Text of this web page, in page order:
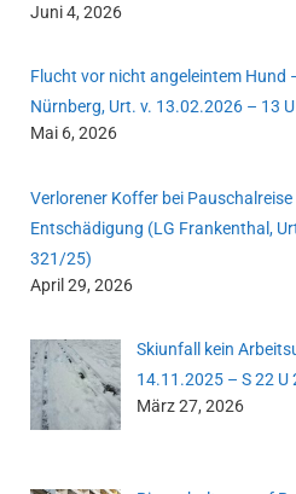
Juni 4, 2026
Flucht vor nicht angeleintem Hund
Nürnberg, Urt. v. 13.02.2026 – 13
Mai 6, 2026
Verlorener Koffer bei
Entschädigung (LG Frankenthal,
321/25)
April 29, 2026
Skiunfall kein
14.11.2025 – S 22 U
März 27, 2026